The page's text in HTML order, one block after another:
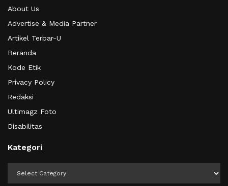
About Us
Advertise & Media Partner
Artikel Terbar-U
Beranda
Kode Etik
Privacy Policy
Redaksi
Ultimagz Foto
Disabilitas
Kategori